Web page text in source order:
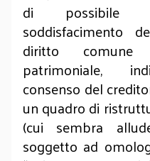
di possibile
soddisfacimento
diritto comune
patrimoniale,
consenso del
un quadro di
(cui sembra
soggetto ad